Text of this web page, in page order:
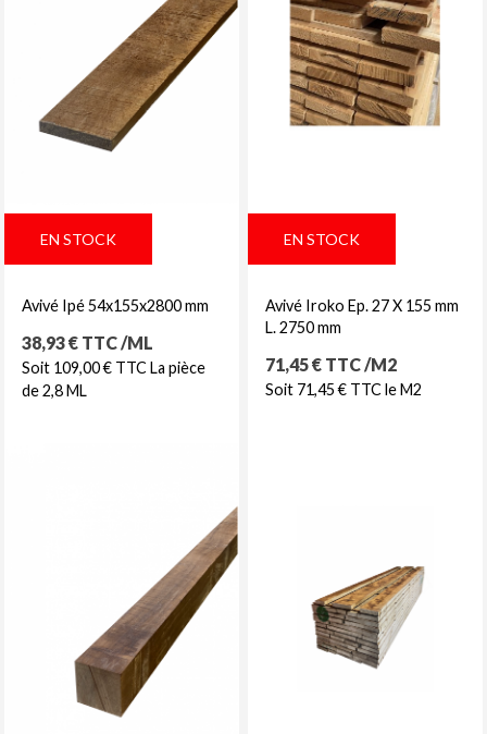
EN STOCK
Avivé Ipé 54x155x2800 mm
Prix
38,93 € TTC /ML
Soit 109,00 € TTC La pièce
de 2,8 ML
EN STOCK
Avivé Iroko Ep. 27 X 155 mm
L. 2750 mm
Prix
71,45 € TTC /M2
Soit 71,45 € TTC le M2